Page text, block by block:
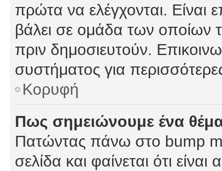
πρώτα να ελέγχονται. Είναι
βάλει σε ομάδα των οποίων
πριν δημοσιευτούν.
συστήματος για
Κορυφή
Πως σημειώνουμε ένα
Πατώντας πάνω στο bump
σελίδα και φαίνεται ότι